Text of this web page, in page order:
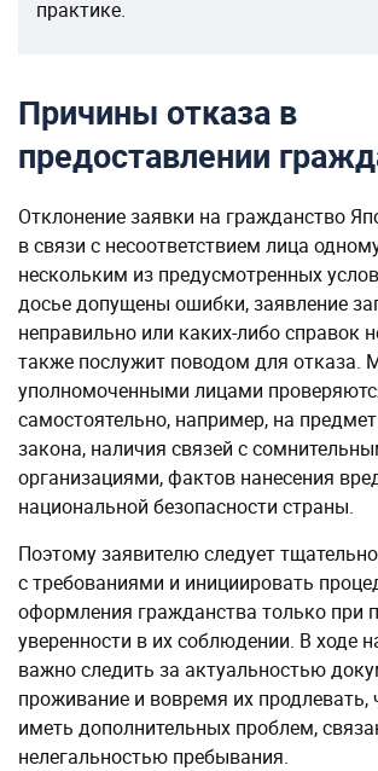
практике.
Причины отказа в
предоставлении
Отклонение заявки на гражданство
в связи с несоответствием лица
нескольким из предусмотренных
досье допущены ошибки, заявление
неправильно или каких-либо справок
также послужит поводом для отказа.
уполномоченными лицами
самостоятельно, например, на
закона, наличия связей с
организациями, фактов нанесения
национальной безопасности страны.
Поэтому заявителю следует
с требованиями и инициировать
оформления гражданства только при
уверенности в их соблюдении. В ходе
важно следить за актуальностью
проживание и вовремя их продлевать,
иметь дополнительных проблем,
нелегальностью пребывания.